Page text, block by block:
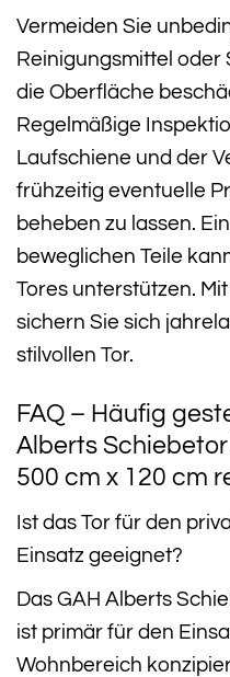
Vermeiden Sie
Reinigungsmittel oder
die Oberfläche
Regelmäßige
Laufschiene und der
frühzeitig eventuelle
beheben zu lassen.
beweglichen Teile
Tores unterstützen.
sichern Sie sich
stilvollen Tor.
FAQ – Häufig
Alberts
500 cm x 120 cm
Ist das Tor für den
Einsatz geeignet?
Das GAH Alberts
ist primär für den
Wohnbereich